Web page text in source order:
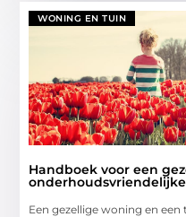
WONING EN TUIN
Handboek voor een
Een gezellige woning en